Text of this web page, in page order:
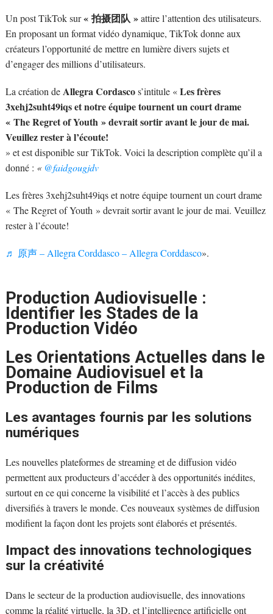
Un post TikTok sur« 拍摄团队 »attire l’attention des utilisateurs.
En proposant un format vidéo dynamique, TikTok donne aux
créateurs l’opportunité de mettre en lumière divers sujets et
d’engager des millions d’utilisateurs.
La création de Allegra Cordascos’intitule «Les frères
3xehj2suht49iqs et notre équipe tournent un court drame
« The Regret of Youth » devrait sortir avant le jour de mai.
Veuillez rester à l’écoute!
» et est disponible sur TikTok. Voici la description complète qu’il a
donné : « @faidgougjdv
Les frères 3xehj2suht49iqs et notre équipe tournent un court drame
« The Regret of Youth » devrait sortir avant le jour de mai. Veuillez
rester à l’écoute!
♬ 原声 – Allegra Corddasco – Allegra Corddasco».
Production Audiovisuelle :
Identifier les Stades de la
Production Vidéo
Les Orientations Actuelles dans le
Domaine Audiovisuel et la
Production de Films
Les avantages fournis par les solutions
numériques
Les nouvelles plateformes de streaming et de diffusion vidéo
permettent aux producteurs d’accéder à des opportunités inédites,
surtout en ce qui concerne la visibilité et l’accès à des publics
diversifiés à travers le monde. Ces nouveaux systèmes de diffusion
modifient la façon dont les projets sont élaborés et présentés.
Impact des innovations technologiques
sur la créativité
Dans le secteur de la production audiovisuelle, des innovations
comme la réalité virtuelle, la 3D, et l’intelligence artificielle ont